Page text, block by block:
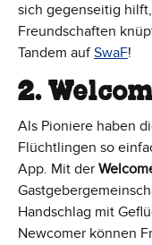
sich gegenseitig
Freundschaften
Tandem aufSwaF!
2.
Als Pioniere haben
Flüchtlingen so
App. Mit der
Handschlag mit
Newcomer können